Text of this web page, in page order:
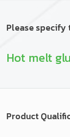
Please
Hot melt
Product